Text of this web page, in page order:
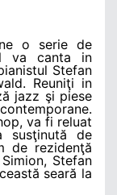
o serie de
va canta in
Stefan
Reuniţi in
jazz şi piese
va fi reluat
susţinută de
de rezidenţă
Stefan
seară la